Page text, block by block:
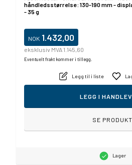
håndledsstørrelse: 130-190 mm -
- 35 g
NOK 1.432,00
eksklusiv MVA 1.145,60
Eventuelt frakt kommer i tillegg.
Legg til i liste
LEGG I
SE PRODUKT
Lager